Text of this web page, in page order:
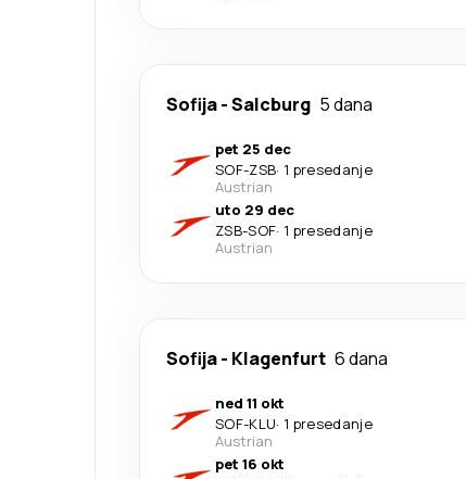
Sofija-Salcburg 5 dana
pet 25 dec
SOF-ZSB· 1 presedanje
Austrian
uto 29 dec
ZSB-SOF· 1 presedanje
Austrian
Sofija- Klagenfurt 6 dana
ned 11 okt
SOF-KLU· 1 presedanje
Austrian
pet 16 okt